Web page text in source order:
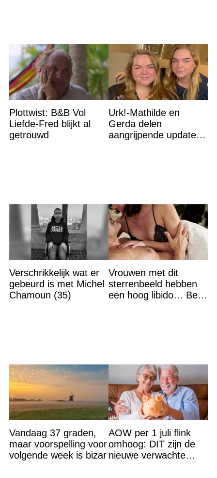
Plottwist: B&B Vol
Liefde-Fred blijkt al
getrouwd
Urk!-Mathilde en
Gerda delen
aangrijpende update
Verschrikkelijk wat er
gebeurd is met Michel
Chamoun (35)
Vrouwen met dit
sterrenbeeld hebben
een hoog libido… Ben
Vandaag 37 graden,
maar voorspelling voor
volgende week is bizar
AOW per 1 juli flink
omhoog: DIT zijn de
nieuwe verwachte